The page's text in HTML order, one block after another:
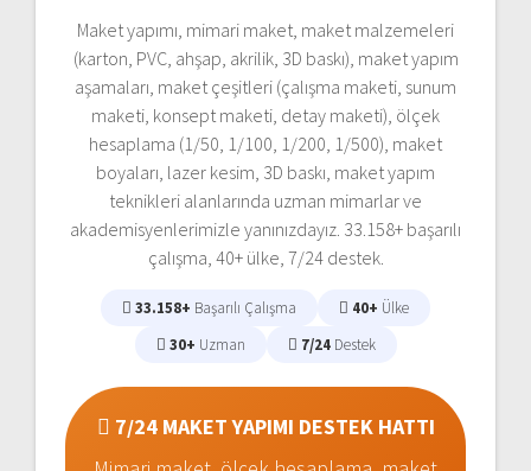
Maket yapımı, mimari maket, maket malzemeleri
(karton, PVC, ahşap, akrilik, 3D baskı), maket yapım
aşamaları, maket çeşitleri (çalışma maketi, sunum
maketi, konsept maketi, detay maketi), ölçek
hesaplama (1/50, 1/100, 1/200, 1/500), maket
boyaları, lazer kesim, 3D baskı, maket yapım
teknikleri alanlarında uzman mimarlar ve
akademisyenlerimizle yanınızdayız. 33.158+ başarılı
çalışma, 40+ ülke, 7/24 destek.
33.158+ Başarılı Çalışma 40+ Ülke
30+ Uzman 7/24Destek
7/24 MAKET YAPIMI DESTEK HATTI